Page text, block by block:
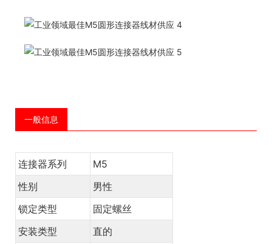
一般信息
连接器系列
M5
性别
男性
锁定类型
固定螺丝
安装类型
直的